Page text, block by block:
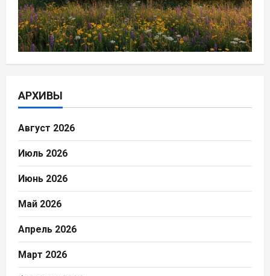
АРХИВЫ
Август 2026
Июль 2026
Июнь 2026
Май 2026
Апрель 2026
Март 2026